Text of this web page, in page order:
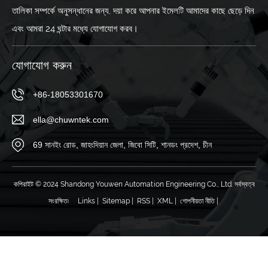
তালিকা সম্পর্কে অনুসন্ধানের জন্য, দয়া করে আপনার ইমেলটি আমাদের কাছে ছেড়ে দিন
এবং আমরা 24 ঘন্টার মধ্যে যোগাযোগ করব।
যোগাযোগ করুন
+86-18053301670
ella@chuwntek.com
69 সানইং রোড, জাহংদিয়ান জেলা, জিবো সিটি, শানডং প্রদেশ, চীন
কপিরাইট © 2024 Shandong Youwen Automation Engineering Co., Ltd. সর্বস্বত্ব
সংরক্ষিত৷
Links| Sitemap| RSS| XML| গোপনীয়তা নীতি|